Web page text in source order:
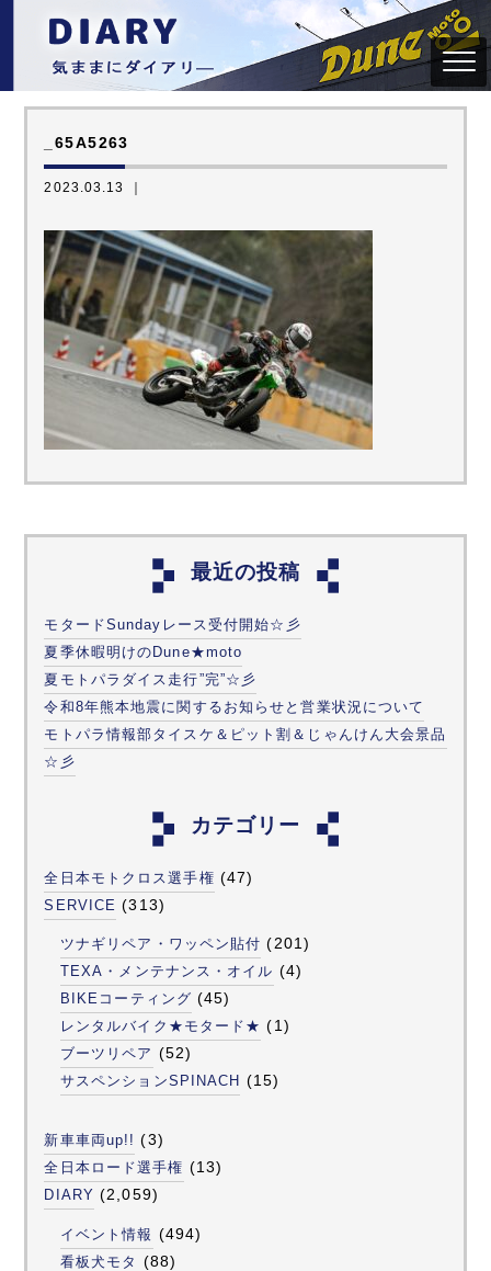
_65A5263
2023.03.13 ｜
最近の投稿
モタードSundayレース受付開始☆彡
夏季休暇明けのDune★moto
夏モトパラダイス走行”完”☆彡
令和8年熊本地震に関するお知らせと営業状況について
モトパラ情報部タイスケ＆ピット割＆じゃんけん大会景品
☆彡
カテゴリー
全日本モトクロス選手権 (47)
SERVICE (313)
ツナギリペア・ワッペン貼付 (201)
TEXA・メンテナンス・オイル (4)
BIKEコーティング (45)
レンタルバイク★モタード★ (1)
ブーツリペア (52)
サスペンションSPINACH (15)
新車車両up!! (3)
全日本ロード選手権 (13)
DIARY (2,059)
イベント情報 (494)
看板犬モタ (88)